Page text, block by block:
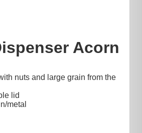
Acorn
nuts and large grain from the
lid
metal